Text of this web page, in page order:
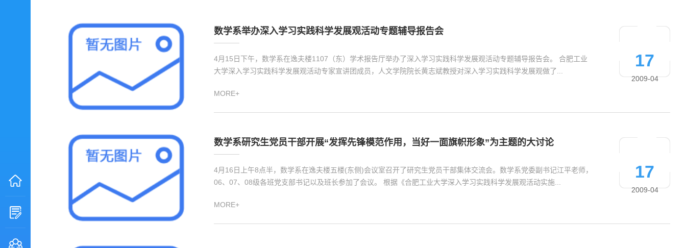
数学系举办深入学习实践科学发展观活动专题辅导报告会
4月15日下午，数学系在逸夫楼1107（东）学术报告厅举办了深入学习实践科学发展观活动专题辅导报告会。 合肥工业
大学深入学习实践科学发展观活动专家宣讲团成员，人文学院院长黄志斌教授对深入学习实践科学发展观做了...
MORE+
17
2009-04
数学系研究生党员干部开展“发挥先锋模范作用，当好一面旗帜形象”为主题的大讨论
4月16日上午8点半，数学系在逸夫楼五楼(东侧)会议室召开了研究生党员干部集体交流会。数学系党委副书记江平老师，
06、07、08级各班党支部书记以及班长参加了会议。 根据《合肥工业大学深入学习实践科学发展观活动实施...
MORE+
17
2009-04